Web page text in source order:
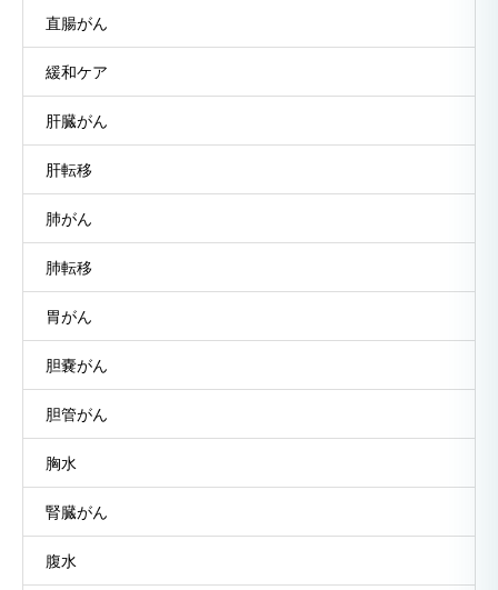
直腸がん
緩和ケア
肝臓がん
肝転移
肺がん
肺転移
胃がん
胆嚢がん
胆管がん
胸水
腎臓がん
腹水